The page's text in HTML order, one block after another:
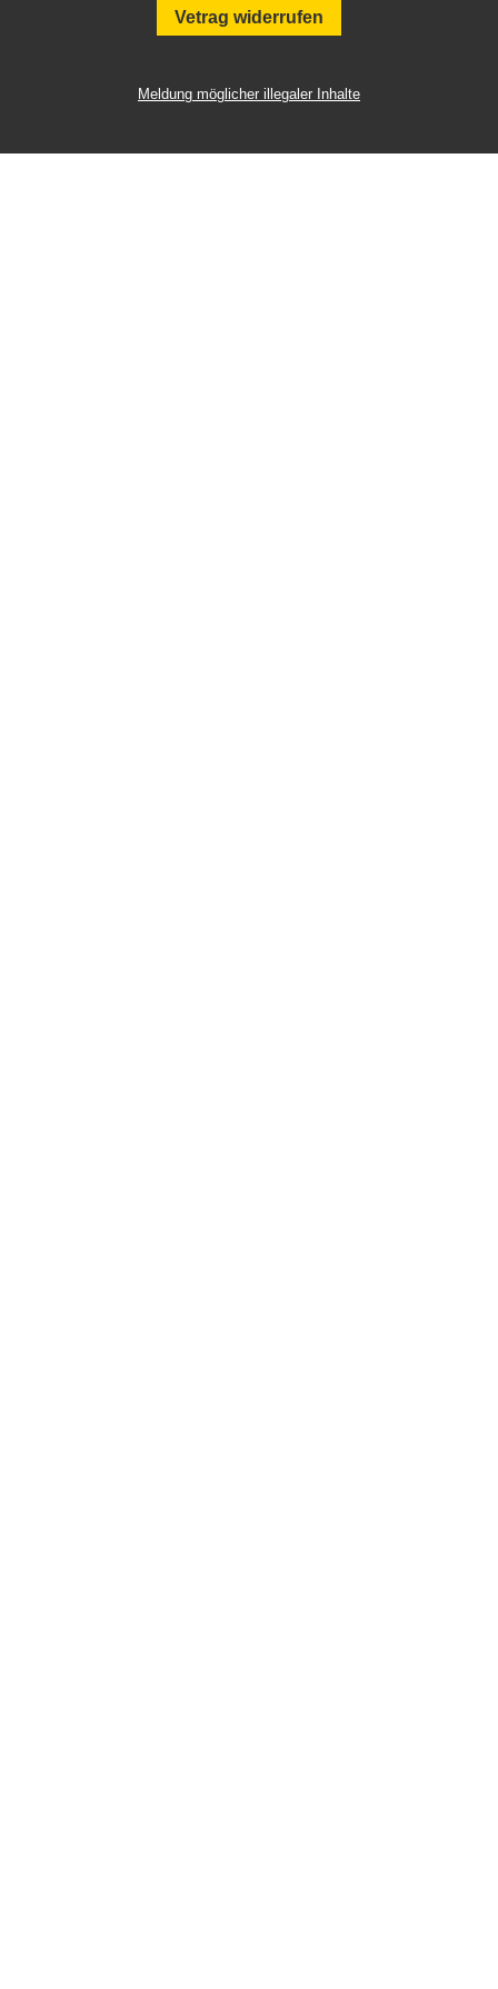
Vetrag widerrufen
Meldung möglicher illegaler Inhalte